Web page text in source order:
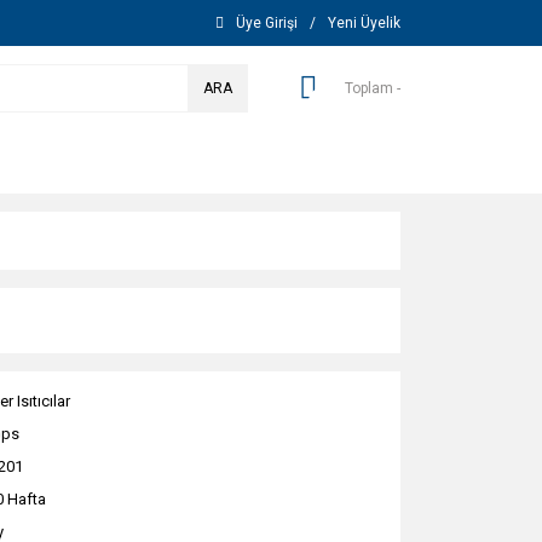
Üye Girişi / Yeni Üyelik
ARA Toplam -
Isıtıcılar
Hafta